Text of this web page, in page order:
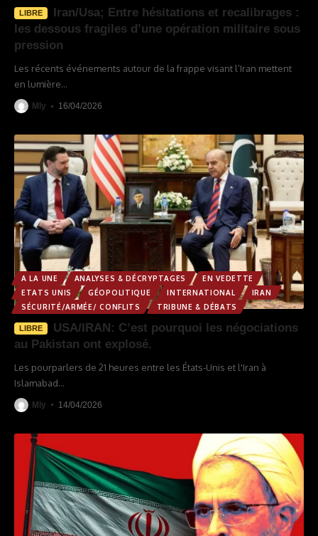
LIBRE
Iran/Usa; Entre hésitations et recalibrages :
les dessous fragiles d’une opération militaire sous
pression
Les récents événements autour de la frappe visant l’Iran mettent
en lumière…
Mly 16/04/2026
A LA UNE ANALYSES & DÉCRYPTAGES
EN VEDETTE
ETATS UNIS
GÉOPOLITIQUE INTERNATIONAL
IRAN
SÉCURITÉ/ARMÉE/ CONFLITS
TRIBUNE & DÉBATS
LIBRE
USA/IRAN: C’est pourquoi les négociations
au Pakistan ont explosé.
Les pourparlers de 21 heures entre les États-Unis et l'Iran à
Islamabad…
Mly 14/04/2026